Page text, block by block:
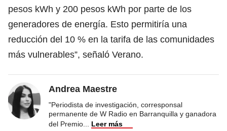
pesos kWh y 200 pesos kWh por parte de los
generadores de energía. Esto permitiría una
reducción del 10 % en la tarifa de las comunidades
más vulnerables”, señaló Verano.
Andrea Maestre
"Periodista de investigación, corresponsal
permanente de W Radio en Barranquilla y ganadora
del Premio
Leer más